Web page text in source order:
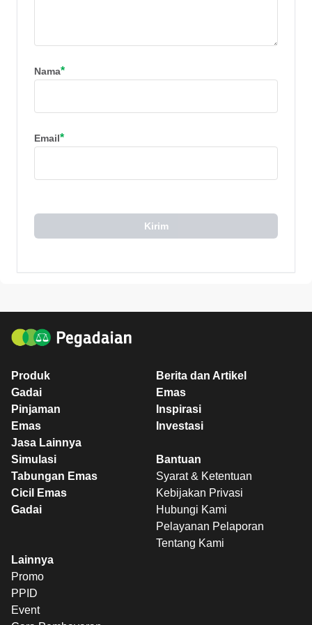
Nama*
Email*
Kirim
Produk
Gadai
Pinjaman
Emas
Jasa Lainnya
Berita dan Artikel
Emas
Inspirasi
Investasi
Simulasi
Tabungan Emas
Cicil Emas
Gadai
Bantuan
Syarat & Ketentuan
Kebijakan Privasi
Hubungi Kami
Pelayanan Pelaporan
Tentang Kami
Lainnya
Promo
PPID
Event